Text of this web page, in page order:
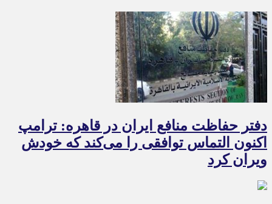
دفتر حفاظت منافع ایران در قاهره: ترامپ
اکنون التماس توافقی را می‌کند که خودش
ویران کرد